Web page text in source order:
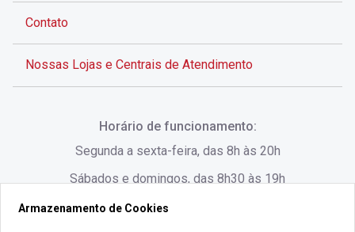
Contato
Nossas Lojas e Centrais de Atendimento
Rua Lauro Linhares, 1080 - Trindade, Florianópolis -
Horário de funcionamento:
Segunda a sexta-feira, das 8h às 20h
Sábados e domingos, das 8h30 às 19h
Armazenamento de Cookies